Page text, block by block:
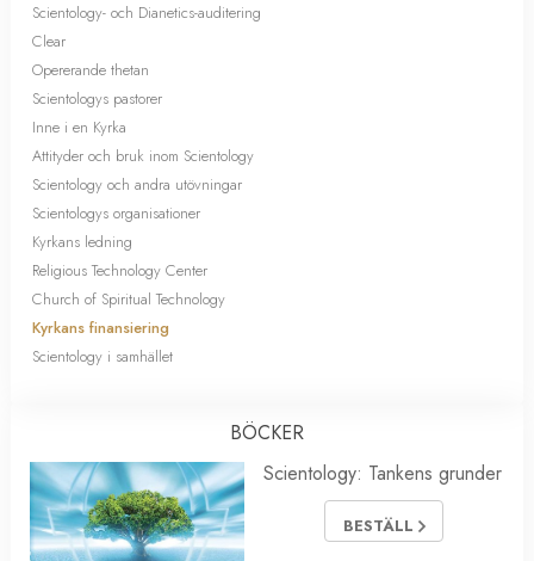
Scientology- och Dianetics-auditering
Clear
Opererande thetan
Scientologys pastorer
Inne i en Kyrka
Attityder och bruk inom Scientology
Scientology och andra utövningar
Scientologys organisationer
Kyrkans ledning
Religious Technology Center
Church of Spiritual Technology
Kyrkans finansiering
Scientology i samhället
BÖCKER
Scientology: Tankens grunder
BESTÄLL